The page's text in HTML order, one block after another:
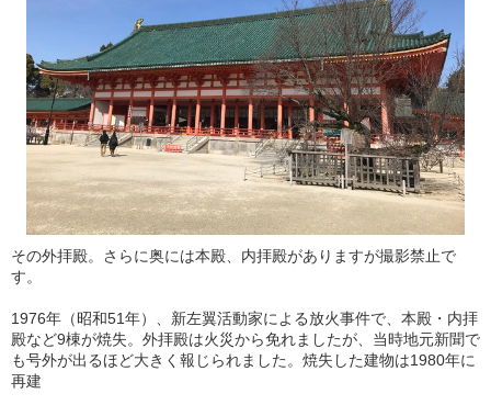
その外拝殿。さらに奥には本殿、内拝殿がありますが撮影禁止で
す。
1976年（昭和51年）、新左翼活動家による放火事件で、本殿・内拝
殿など9棟が焼失。外拝殿は火災から免れましたが、当時地元新聞で
も号外が出るほど大きく報じられました。焼失した建物は1980年に
再建